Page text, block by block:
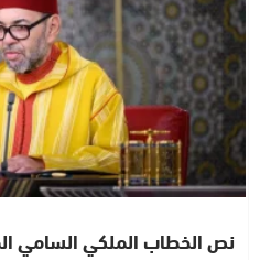
نص الخطاب الملكي السامي